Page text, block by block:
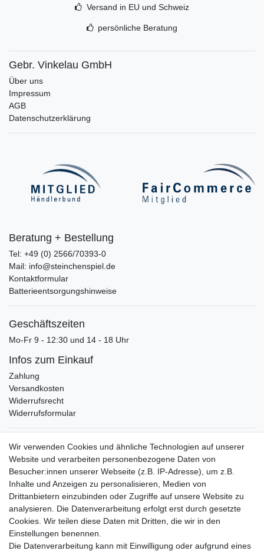
Versand in EU und Schweiz
persönliche Beratung
Gebr. Vinkelau GmbH
Über uns
Impressum
AGB
Datenschutzerklärung
Beratung + Bestellung
Tel: +49 (0) 2566/70393-0
Mail: info@steinchenspiel.de
Kontaktformular
Batterieentsorgungshinweise
Geschäftszeiten
Mo-Fr 9 - 12:30 und 14 - 18 Uhr
Infos zum Einkauf
Zahlung
Versandkosten
Widerrufsrecht
Widerrufsformular
Verpackungslizenz
bei der Landbell AG
Zahlungsarten
Vorabüberweisung
Rechnungskauf
Zahlung bei Abholung
PayPal (inkl. Kreditkarten)
Wir verwenden Cookies und ähnliche Technologien auf unserer
Website und verarbeiten personenbezogene Daten von
Besucher:innen unserer Webseite (z.B. IP-Adresse), um z.B.
Inhalte und Anzeigen zu personalisieren, Medien von
Drittanbietern einzubinden oder Zugriffe auf unsere Website zu
analysieren. Die Datenverarbeitung erfolgt erst durch gesetzte
Cookies. Wir teilen diese Daten mit Dritten, die wir in den
Einstellungen benennen.
Die Datenverarbeitung kann mit Einwilligung oder aufgrund eines